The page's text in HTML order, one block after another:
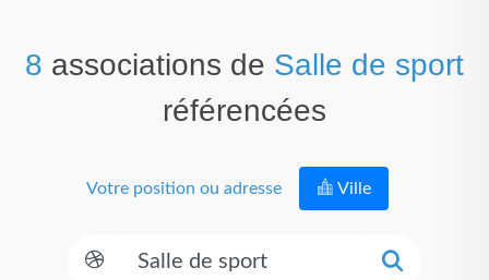
8 associations de Salle de sport
référencées
Votre position ou adresse Ville